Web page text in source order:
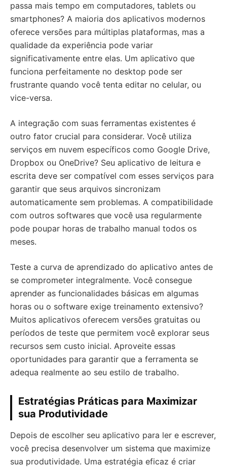
passa mais tempo em computadores, tablets ou
smartphones? A maioria dos aplicativos modernos
oferece versões para múltiplas plataformas, mas a
qualidade da experiência pode variar
significativamente entre elas. Um aplicativo que
funciona perfeitamente no desktop pode ser
frustrante quando você tenta editar no celular, ou
vice-versa.
A integração com suas ferramentas existentes é
outro fator crucial para considerar. Você utiliza
serviços em nuvem específicos como Google Drive,
Dropbox ou OneDrive? Seu aplicativo de leitura e
escrita deve ser compatível com esses serviços para
garantir que seus arquivos sincronizam
automaticamente sem problemas. A compatibilidade
com outros softwares que você usa regularmente
pode poupar horas de trabalho manual todos os
meses.
Teste a curva de aprendizado do aplicativo antes de
se comprometer integralmente. Você consegue
aprender as funcionalidades básicas em algumas
horas ou o software exige treinamento extensivo?
Muitos aplicativos oferecem versões gratuitas ou
períodos de teste que permitem você explorar seus
recursos sem custo inicial. Aproveite essas
oportunidades para garantir que a ferramenta se
adequa realmente ao seu estilo de trabalho.
Estratégias Práticas para Maximizar
sua Produtividade
Depois de escolher seu aplicativo para ler e escrever,
você precisa desenvolver um sistema que maximize
sua produtividade. Uma estratégia eficaz é criar